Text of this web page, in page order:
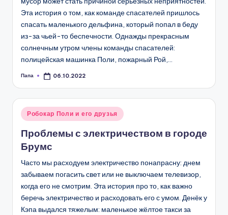
Эта история о том, как команде спасателей пришлось
спасать маленького дельфина, который попал в беду
из-за чьей-то беспечности. Однажды прекрасным
солнечным утром члены команды спасателей:
полицейская машинка Поли, пожарный Рой,…
Запись
Папа 06.10.2022
Опубликовано
Робокар Поли и его друзья
Проблемы с электричеством в городе
Брумс
Часто мы расходуем электричество понапрасну: днем
забываем погасить свет или не выключаем телевизор,
когда его не смотрим. Эта история про то, как важно
беречь электричество и расходовать его с умом. Денёк у
Кэпа выдался тяжелым: маленькое жёлтое такси за